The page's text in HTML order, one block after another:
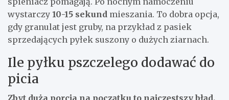
wystarczy 10-15 sekund mieszania. To dobra opcja,
gdy granulat jest gruby, na przykład z pasiek
sprzedających pyłek suszony o dużych ziarnach.
Ile pyłku pszczelego dodawać do
picia
Zbyt duża porcja na początku to najczęstszy błąd.